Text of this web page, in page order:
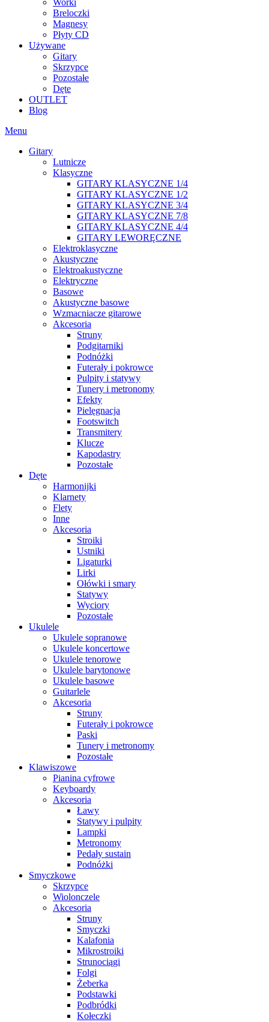
Worki
Breloczki
Magnesy
Płyty CD
Używane
Gitary
Skrzypce
Pozostałe
Dęte
OUTLET
Blog
Menu
Gitary
Lutnicze
Klasyczne
GITARY KLASYCZNE 1/4
GITARY KLASYCZNE 1/2
GITARY KLASYCZNE 3/4
GITARY KLASYCZNE 7/8
GITARY KLASYCZNE 4/4
GITARY LEWORĘCZNE
Elektroklasyczne
Akustyczne
Elektroakustyczne
Elektryczne
Basowe
Akustyczne basowe
Wzmacniacze gitarowe
Akcesoria
Struny
Podgitarniki
Podnóżki
Futerały i pokrowce
Pulpity i statywy
Tunery i metronomy
Efekty
Pielęgnacja
Footswitch
Transmitery
Klucze
Kapodastry
Pozostałe
Dęte
Harmonijki
Klarnety
Flety
Inne
Akcesoria
Stroiki
Ustniki
Ligaturki
Lirki
Ołówki i smary
Statywy
Wyciory
Pozostałe
Ukulele
Ukulele sopranowe
Ukulele koncertowe
Ukulele tenorowe
Ukulele barytonowe
Ukulele basowe
Guitarlele
Akcesoria
Struny
Futerały i pokrowce
Paski
Tunery i metronomy
Pozostałe
Klawiszowe
Pianina cyfrowe
Keyboardy
Akcesoria
Ławy
Statywy i pulpity
Lampki
Metronomy
Pedały sustain
Podnóżki
Smyczkowe
Skrzypce
Wiolonczele
Akcesoria
Struny
Smyczki
Kalafonia
Mikrostroiki
Strunociągi
Folgi
Żeberka
Podstawki
Podbródki
Kołeczki